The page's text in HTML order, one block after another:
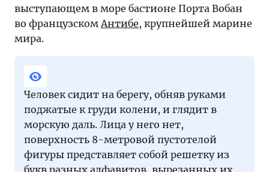
выступающем в море бастионе Порта Вобан
во французском Антибе, крупнейшей марине
мира.
Человек сидит на берегу, обняв руками
поджатые к груди колени, и глядит в
морскую даль. Лица у него нет,
поверхность 8-метровой пустотелой
фигуры представляет собой решетку из
букв разных алфавитов, вырезанных их